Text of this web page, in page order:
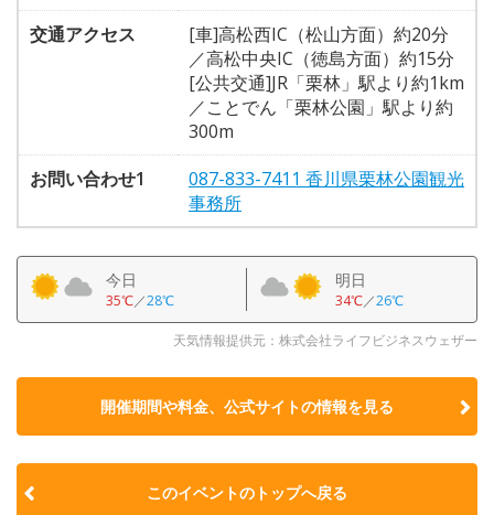
交通アクセス
[車]高松西IC（松山方面）約20分
／高松中央IC（徳島方面）約15分
[公共交通]JR「栗林」駅より約1km
／ことでん「栗林公園」駅より約
300m
お問い合わせ1
087-833-7411 香川県栗林公園観光
事務所
今日
35℃／28℃
明日
34℃／26℃
天気情報提供元：株式会社ライフビジネスウェザー
開催期間や料金、公式サイトの情報を見る
このイベントのトップへ戻る